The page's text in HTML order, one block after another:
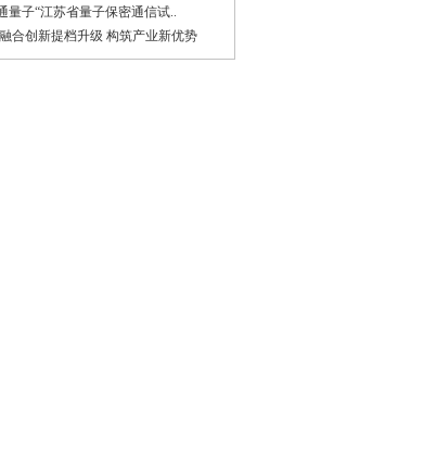
量子“江苏省量子保密通信试..
合创新提档升级 构筑产业新优势